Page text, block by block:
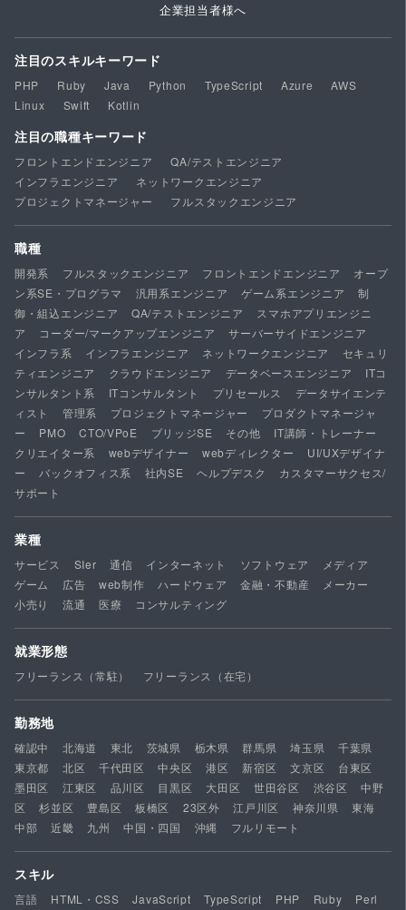
企業担当者様へ
注目のスキルキーワード
PHP Ruby Java Python TypeScript Azure
AWS
Linux
Swift Kotlin
注目の職種キーワード
フロントエンドエンジニア
QA/テストエンジニア
インフラエンジニア
ネットワークエンジニア
プロジェクトマネージャー
フルスタックエンジニア
職種
開発系 フルスタックエンジニア フロントエンドエンジニア
オープ
ン系SE・プログラマ
汎用系エンジニア ゲーム系エンジニア
制
御・組込エンジニア
QA/テストエンジニア
スマホアプリエンジニ
ア
コーダー/マークアップエンジニア
サーバーサイドエンジニア
インフラ系
インフラエンジニア ネットワークエンジニア
セキュリ
ティエンジニア
クラウドエンジニア データベースエンジニア
ITコ
ンサルタント系
ITコンサルタント プリセールス
データサイエンテ
ィスト
管理系 プロジェクトマネージャー
プロダクトマネージャ
ー
PMO CTO/VPoE ブリッジSE その他
IT講師・トレーナー
クリエイター系
webデザイナー webディレクター
UI/UXデザイナ
ー
バックオフィス系 社内SE ヘルプデスク
カスタマーサクセス/
サポート
業種
サービス SIer 通信 インターネット ソフトウェア
メディア
ゲーム
広告 web制作 ハードウェア 金融・不動産
メーカー
小売り
流通 医療 コンサルティング
就業形態
フリーランス（常駐） フリーランス（在宅）
勤務地
確認中 北海道 東北 茨城県 栃木県 群馬県 埼玉県
千葉県
東京都
北区 千代田区 中央区 港区 新宿区 文京区
台東区
墨田区
江東区 品川区 目黒区 大田区 世田谷区 渋谷区
中野
区
杉並区 豊島区 板橋区 23区外 江戸川区 神奈川県
東海
中部
近畿 九州 中国・四国 沖縄 フルリモート
スキル
言語 HTML・CSS JavaScript TypeScript PHP Ruby
Perl